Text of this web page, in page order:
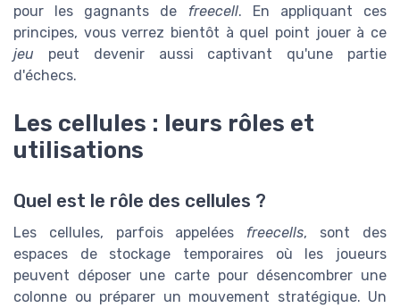
pour les gagnants de freecell. En appliquant ces
principes, vous verrez bientôt à quel point jouer à ce
jeu peut devenir aussi captivant qu'une partie
d'échecs.
Les cellules : leurs rôles et
utilisations
Quel est le rôle des cellules ?
Les cellules, parfois appelées freecells, sont des
espaces de stockage temporaires où les joueurs
peuvent déposer une carte pour désencombrer une
colonne ou préparer un mouvement stratégique. Un